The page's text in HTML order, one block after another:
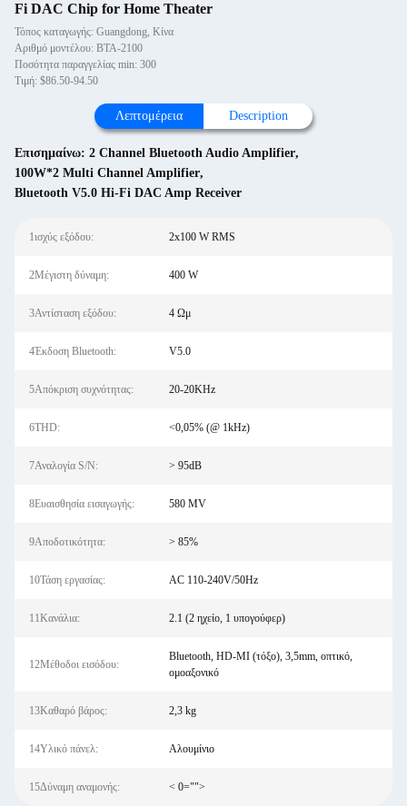
Fi DAC Chip for Home Theater
Τόπος καταγωγής: Guangdong, Κίνα
Αριθμό μοντέλου: ΒΤΑ-2100
Ποσότητα παραγγελίας min: 300
Τιμή: $86.50-94.50
Λεπτομέρεια Description
Επισημαίνω: 2 Channel Bluetooth Audio Amplifier,
100W*2 Multi Channel Amplifier,
Bluetooth V5.0 Hi-Fi DAC Amp Receiver
1ισχύς εξόδου: 2x100 W RMS
2Μέγιστη δύναμη: 400 W
3Αντίσταση εξόδου: 4 Ωμ
4Έκδοση Bluetooth: V5.0
5Απόκριση συχνότητας: 20-20KHz
6THD: <0,05% (@ 1kHz)
7Αναλογία S/N: > 95dB
8Ευαισθησία εισαγωγής: 580 MV
9Αποδοτικότητα: > 85%
10Τάση εργασίας: AC 110-240V/50Hz
11Κανάλια: 2.1 (2 ηχείο, 1 υπογούφερ)
12Μέθοδοι εισόδου:
Bluetooth, HD-MI (τόξο), 3,5mm, οπτικό,
ομοαξονικό
13Καθαρό βάρος: 2,3 kg
14Υλικό πάνελ: Αλουμίνιο
15Δύναμη αναμονής: < 0="">